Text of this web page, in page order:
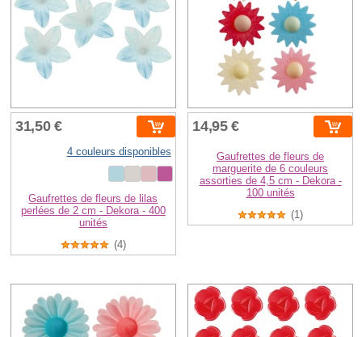
31,50 €
4 couleurs disponibles
Gaufrettes de fleurs de lilas
perlées de 2 cm - Dekora - 400
unités
(4)
14,95 €
Gaufrettes de fleurs de
marguerite de 6 couleurs
assorties de 4,5 cm - Dekora -
100 unités
(1)